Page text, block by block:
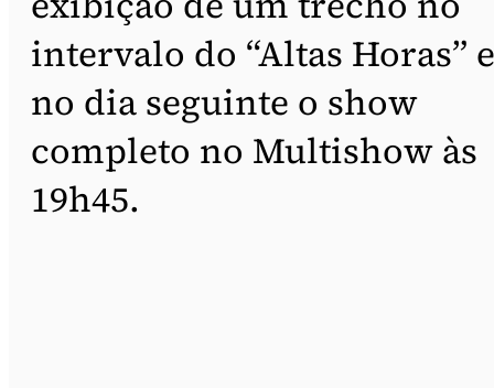
intervalo do “Altas Horas” e
no dia seguinte o show
completo no Multishow às
19h45.